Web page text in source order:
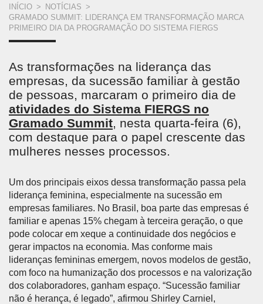
VOCÊ
ESTÁ
INÍCIO > NOTÍCIAS >
GRAMADO SUMMIT: LIDERANÇA EM TRANSFORMAÇÃO MARCA
PRIMEIRO DIA DA PROGRAMAÇÃO DO SISTEMA FIERGS
As transformações na liderança das
empresas, da sucessão familiar à gestão
de pessoas, marcaram o primeiro dia de
atividades do Sistema FIERGS no
Gramado Summit, nesta quarta-feira (6),
com destaque para o papel crescente das
mulheres nesses processos.
Um dos principais eixos dessa transformação passa pela
liderança feminina, especialmente na sucessão em
empresas familiares. No Brasil, boa parte das empresas é
familiar e apenas 15% chegam à terceira geração, o que
pode colocar em xeque a continuidade dos negócios e
gerar impactos na economia. Mas conforme mais
lideranças femininas emergem, novos modelos de gestão,
com foco na humanização dos processos e na valorização
dos colaboradores, ganham espaço. “Sucessão familiar
não é herança, é legado”, afirmou Shirley Carniel,